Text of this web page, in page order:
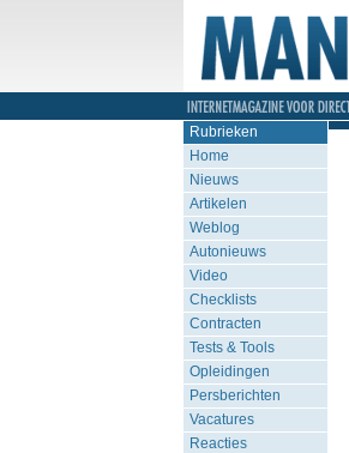
Rubrieken
Home
Nieuws
Artikelen
Weblog
Autonieuws
Video
Checklists
Contracten
Tests & Tools
Opleidingen
Persberichten
Vacatures
Reacties